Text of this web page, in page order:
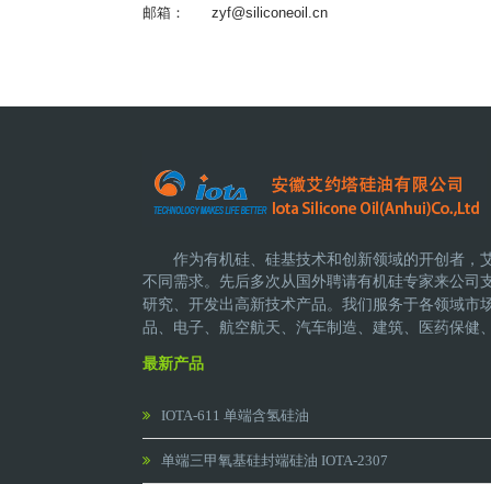
邮箱： zyf@siliconeoil.cn
作为有机硅、硅基技术和创新领域的开创者，
不同需求。先后多次从国外聘请有机硅专家来公司
研究、开发出高新技术产品。 我们服务于各领域市
品、电子、航空航天、汽车制造、建筑、医药保健
最新产品
IOTA-611 单端含氢硅油
单端三甲氧基硅封端硅油 IOTA-2307